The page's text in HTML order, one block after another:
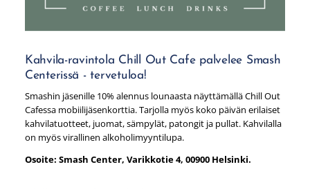
Kahvila-ravintola Chill Out Cafe palvelee Smash
Centerissä - tervetuloa!
Smashin jäsenille 10% alennus lounaasta näyttämällä Chill Out
Cafessa mobiilijäsenkorttia. Tarjolla myös koko päivän erilaiset
kahvilatuotteet, juomat, sämpylät, patongit ja pullat. Kahvilalla
on myös virallinen alkoholimyyntilupa.
Osoite: Smash Center, Varikkotie 4, 00900 Helsinki.